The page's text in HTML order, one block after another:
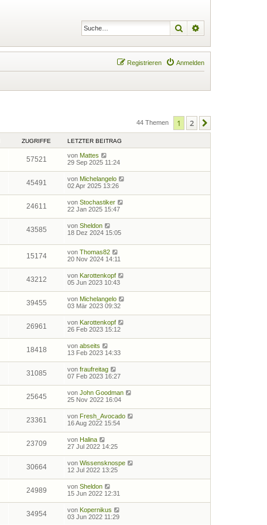
Suche
Anmelden
Registrieren
44 Themen 1 2
ZUGRIFFE LETZTER BEITRAG
57521 von Mattes
29 Sep 2025 11:24
45491 von Michelangelo
02 Apr 2025 13:26
24611 von Stochastiker
22 Jan 2025 15:47
43585 von Sheldon
18 Dez 2024 15:05
15174 von Thomas82
20 Nov 2024 14:11
43212 von Karottenkopf
05 Jun 2023 10:43
39455 von Michelangelo
03 Mär 2023 09:32
26961 von Karottenkopf
26 Feb 2023 15:12
18418 von abseits
13 Feb 2023 14:33
31085 von fraufreitag
07 Feb 2023 16:27
25645 von John Goodman
25 Nov 2022 16:04
23361 von Fresh_Avocado
16 Aug 2022 15:54
23709 von Halina
27 Jul 2022 14:25
30664 von Wissensknospe
12 Jul 2022 13:25
24989 von Sheldon
15 Jun 2022 12:31
34954 von Kopernikus
03 Jun 2022 11:29